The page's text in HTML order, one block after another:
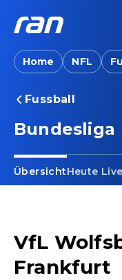
Home NFL
Fussball
Bundesliga
ÜbersichtHeute Live
VfL
Frankfurt